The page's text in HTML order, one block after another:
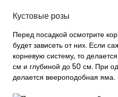
Кустовые розы
Перед посадкой осмотрите
будет зависеть от них. Если
корневую систему, то
см и глубиной до 50 см. При
делается веероподобная яма.